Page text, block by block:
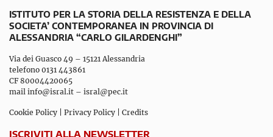
ISTITUTO PER LA STORIA DELLA RESISTENZA E DELLA
SOCIETA’ CONTEMPORANEA IN PROVINCIA DI
ALESSANDRIA “CARLO GILARDENGHI”
Via dei Guasco 49 – 15121 Alessandria
telefono 0131 443861
CF 80004420065
mail info@isral.it – isral@pec.it
Cookie Policy Privacy Policy Credits
ISCRIVITI ALLA NEWSLETTER